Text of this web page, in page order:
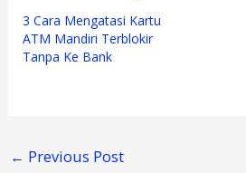
3 Cara Mengatasi Kartu
ATM Mandiri Terblokir
Tanpa Ke Bank
← Previous Post